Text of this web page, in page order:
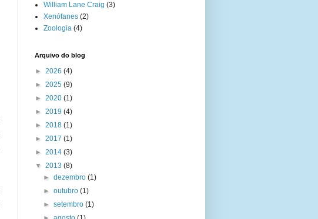
William Lane Craig (3)
Xenófanes (2)
Zoologia (4)
Arquivo do blog
► 2026 (4)
► 2025 (9)
► 2020 (1)
► 2019 (4)
► 2018 (1)
► 2017 (1)
► 2014 (3)
▼ 2013 (8)
►dezembro(1)
►outubro(1)
►setembro(1)